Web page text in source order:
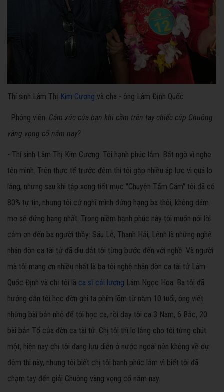
Thí sinh Lâm Thị Kim Cương và cha - ông Lâm Định Quốc
. Phóng viên: Cảm xúc của bạn khi cầm trên tay chiếc cúp Chuông
vàng vọng cổ năm nay?
- Thí sinh Lâm Thị Kim Cương: Tôi hạnh phúc lắm. Bất ngờ vì nghe
tên mình. Trên thực tế trước đêm thi tôi gặp nhiều áp lực vì quá lo
lắng, nhưng sau khi tập xong tiết mục "Chuyện Tấm Cám" tôi đã có
80% tự tin, nhưng tôi cứ nghĩ mình đứng hạng ba thôi, không dám
mơ sẽ đứng hạng nhất. Trong niềm hạnh phúc này tôi muốn nói lời
cảm ơn đến ba người thầy: Sáu Lễ, Thanh Hải, Lệnh là những nghệ
nhân đờn ca tài tử đã dìu dắt tôi từng bước đến với nghề. Và người
mà tôi mang ơn nhiều nhất là ba tôi nghệ nhân đờn ca tài tử Lâm
Quốc Định và chị tôi là ca sĩ cải lương Lâm Ngọc Hoa. Ba tôi đã
hướng dẫn tôi học đờn ghi ta phím lõm từ năm 10 tuổi, ông viết
những bài bản nhỏ để tôi học ca, rồi dạy tôi ca 3 Nam, 6 Bắc, 20
bài bản Tổ của đờn ca tài tử. Chị tôi thì lo lắng cho tôi từng chút
một, hiện nay chị tôi đang lưu diễn ở nước ngoài nên không về dự
đêm thi này, nhưng tôi biết chị tôi hạnh phúc lắm vì biết tôi đã
chạm tay đến giải Chuông vàng vọng cổ năm nay.